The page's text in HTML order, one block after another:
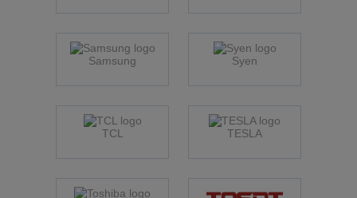
Samsung Syen
TCL TESLA